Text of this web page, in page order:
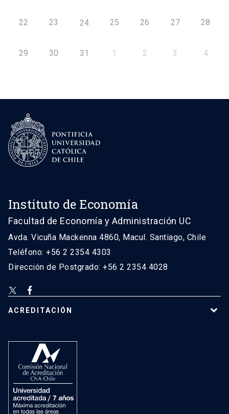
22 23 24 25 26 27 28
29 30 31 1 2 3 4
Instituto de Economía
Facultad de Economía y Administración UC
Avda. Vicuña Mackenna 4860, Macul. Santiago, Chile
Teléfono: +56 2 2354 4303
Dirección de Postgrado: +56 2 2354 4028
ACREDITACIÓN